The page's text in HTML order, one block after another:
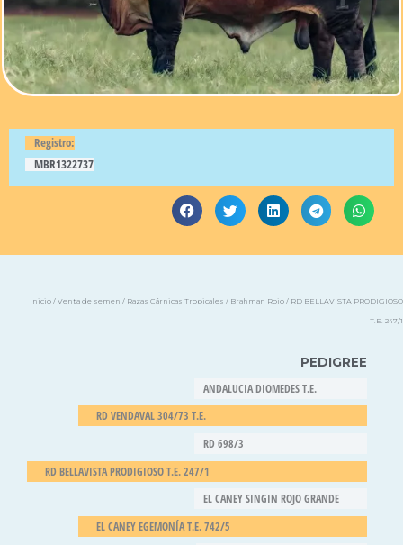
Registro:
MBR1322737
Inicio / Venta de semen / Razas Cárnicas Tropicales / Brahman Rojo / RD BELLAVISTA PRODIGIOSO
T.E. 247/1
PEDIGREE
ANDALUCIA DIOMEDES T.E.
RD VENDAVAL 304/73 T.E.
RD 698/3
RD BELLAVISTA PRODIGIOSO T.E. 247/1
EL CANEY SINGIN ROJO GRANDE
EL CANEY EGEMONÍA T.E. 742/5